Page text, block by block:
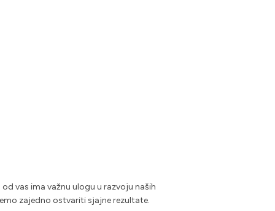
vas ima važnu ulogu u razvoju naših
zajedno ostvariti sjajne rezultate.